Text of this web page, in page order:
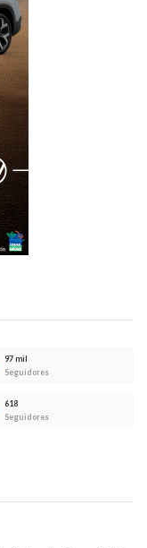
97 mil
Seguidores
618
Seguidores